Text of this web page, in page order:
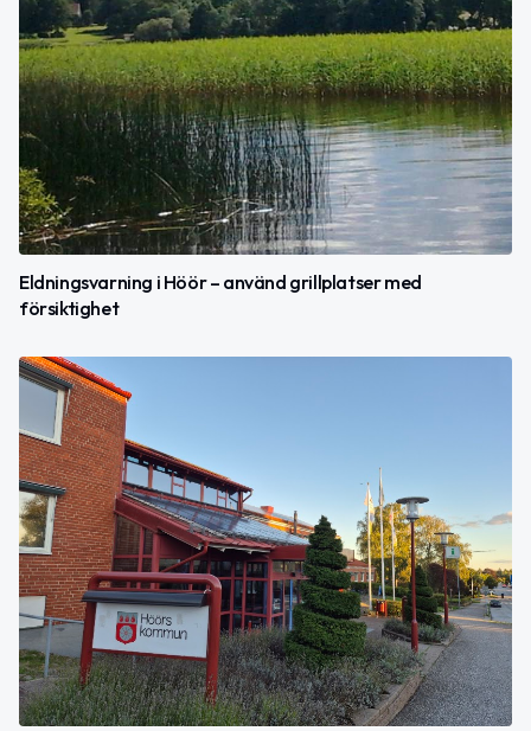
Eldningsvarning i Höör – använd grillplatser med
försiktighet